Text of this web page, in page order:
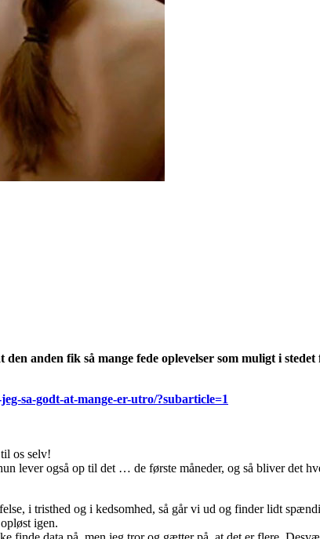
anden fik så mange fede oplevelser som muligt i
sa-godt-at-mange-er-utro/?subarticle=1
os selv!
lever også op til det … de første måneder, og så bliver det
i tristhed og i kedsomhed, så går vi ud og finder lidt
igen.